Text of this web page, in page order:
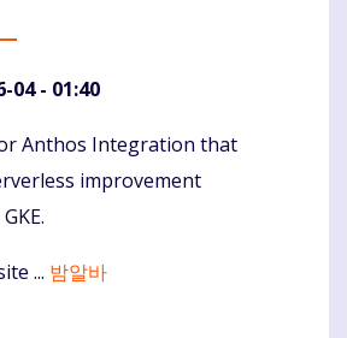
04 - 01:40
Anthos Integration that
improvement
... 밤알바